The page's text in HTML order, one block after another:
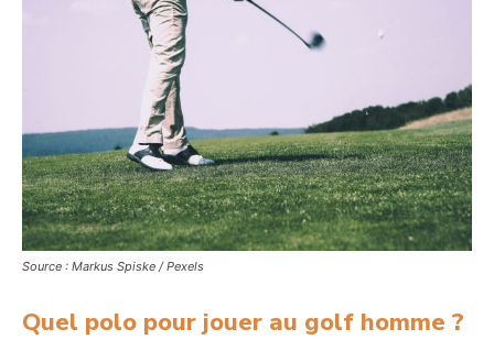
Source : Markus Spiske / Pexels
Quel polo pour jouer au golf homme ?